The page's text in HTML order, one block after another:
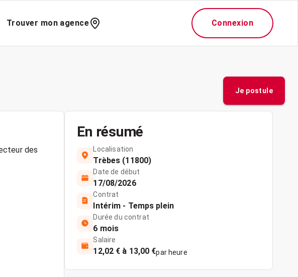
Trouver mon agence Connexion
Je postule
des
En résumé
Localisation
Trèbes (11800)
Date de début
17/08/2026
Contrat
Intérim - Temps plein
Durée du contrat
6 mois
Salaire
12,02 € à 13,00 €par heure